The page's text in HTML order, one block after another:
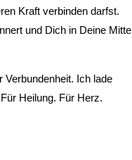
Kraft verbinden darfst.
und Dich in Deine Mitte
Verbundenheit. Ich lade
Heilung. Für Herz.